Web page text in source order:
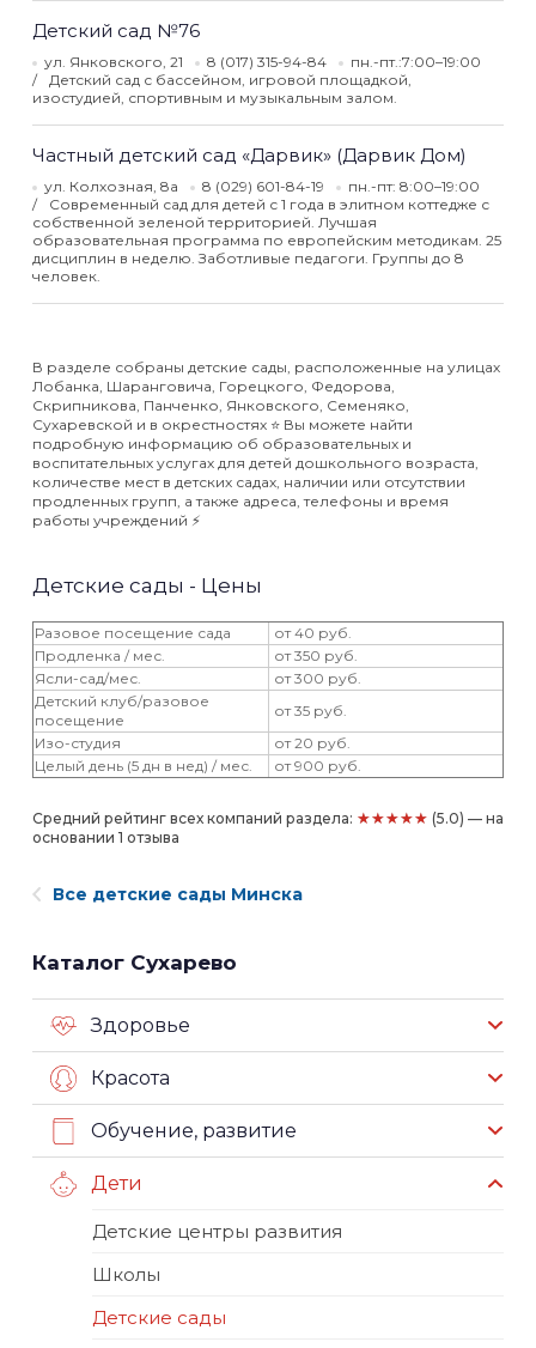
Детский сад №76
ул. Янковского, 21 8 (017) 315-94-84
пн.-пт.:7:00–19:00
Детский сад с бассейном, игровой площадкой,
изостудией, спортивным и музыкальным залом.
Частный детский сад «Дарвик» (Дарвик Дом)
ул. Колхозная, 8а 8 (029) 601-84-19
пн.-пт: 8:00–19:00
Современный сад для детей с 1 года в элитном коттедже с
собственной зеленой территорией. Лучшая
образовательная программа по европейским методикам. 25
дисциплин в неделю. Заботливые педагоги. Группы до 8
человек.
В разделе собраны детские сады, расположенные на улицах
Лобанка, Шаранговича, Горецкого, Федорова,
Скрипникова, Панченко, Янковского, Семеняко,
Сухаревской и в окрестностях ⭐️ Вы можете найти
подробную информацию об образовательных и
воспитательных услугах для детей дошкольного возраста,
количестве мест в детских садах, наличии или отсутствии
продленных групп, а также адреса, телефоны и время
работы учреждений ⚡️
Детские сады - Цены
Разовое посещение сада
от 40 руб.
Продленка / мес.
от 350 руб.
Ясли-сад/мес.
от 300 руб.
Детский клуб/разовое
посещение
от 35 руб.
Изо-студия
от 20 руб.
Целый день (5 дн в нед) / мес.
от 900 руб.
Средний рейтинг всех компаний раздела: ★★★★★ (5.0) — на
основании 1 отзыва
Все детские сады Минска
Каталог Сухарево
Здоровье
Красота
Обучение, развитие
Дети
Детские центры развития
Школы
Детские сады